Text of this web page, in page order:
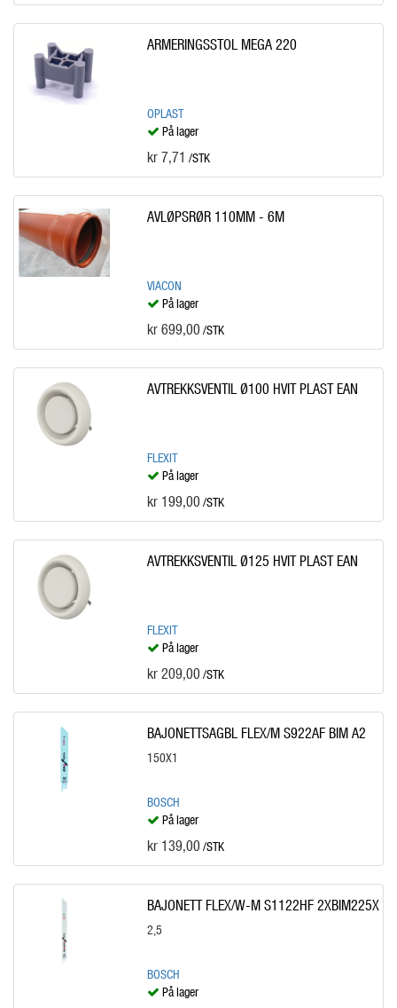
ARMERINGSSTOL MEGA 220
OPLAST
På lager
kr 7,71 /STK
AVLØPSRØR 110MM - 6M
VIACON
På lager
kr 699,00 /STK
AVTREKKSVENTIL Ø100 HVIT PLAST EAN
FLEXIT
På lager
kr 199,00 /STK
AVTREKKSVENTIL Ø125 HVIT PLAST EAN
FLEXIT
På lager
kr 209,00 /STK
BAJONETTSAGBL FLEX/M S922AF BIM A2
150X1
BOSCH
På lager
kr 139,00 /STK
BAJONETT FLEX/W-M S1122HF 2XBIM225X
2,5
BOSCH
På lager